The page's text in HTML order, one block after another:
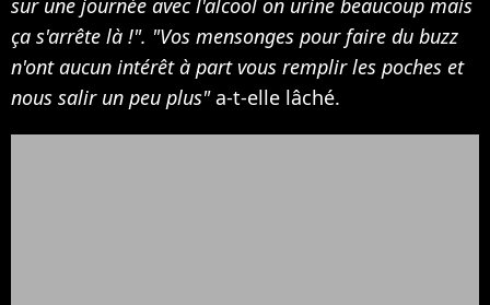
sur une journée avec l'alcool on urine beaucoup mais
ça s'arrête là !". "Vos mensonges pour faire du buzz
n'ont aucun intérêt à part vous remplir les poches et
nous salir un peu plus"a-t-elle lâché.